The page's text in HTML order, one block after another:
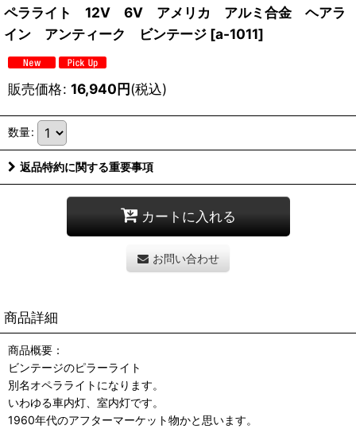
ペラライト 12V 6V アメリカ アルミ合金 ヘアラ
イン アンティーク ビンテージ [a-1011]
販売価格: 16,940円(税込)
数量:
返品特約に関する重要事項
カートに入れる
お問い合わせ
商品詳細
商品概要：
ビンテージのピラーライト
別名オペラライトになります。
いわゆる車内灯、室内灯です。
1960年代のアフターマーケット物かと思います。